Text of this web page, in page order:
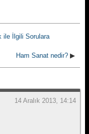
ile İlgili Sorulara
Ham Sanat nedir? ▶
14 Aralık 2013, 14:14